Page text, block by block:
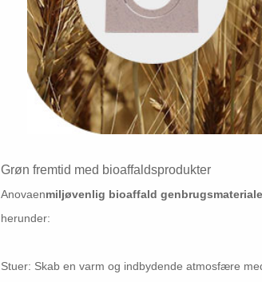
Grøn fremtid med bioaffaldsprodukter
Anovaenmiljøvenlig bioaffald
herunder:
Stuer: Skab en varm og indbydende atmosfære